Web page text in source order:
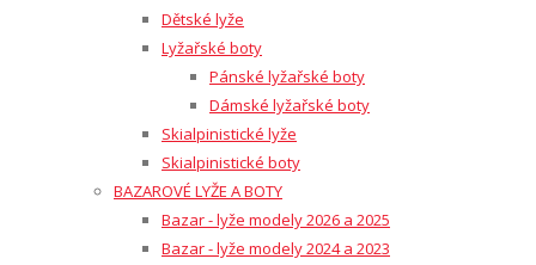
Dětské lyže
Lyžařské boty
Pánské lyžařské boty
Dámské lyžařské boty
Skialpinistické lyže
Skialpinistické boty
BAZAROVÉ LYŽE A BOTY
Bazar - lyže modely 2026 a 2025
Bazar - lyže modely 2024 a 2023